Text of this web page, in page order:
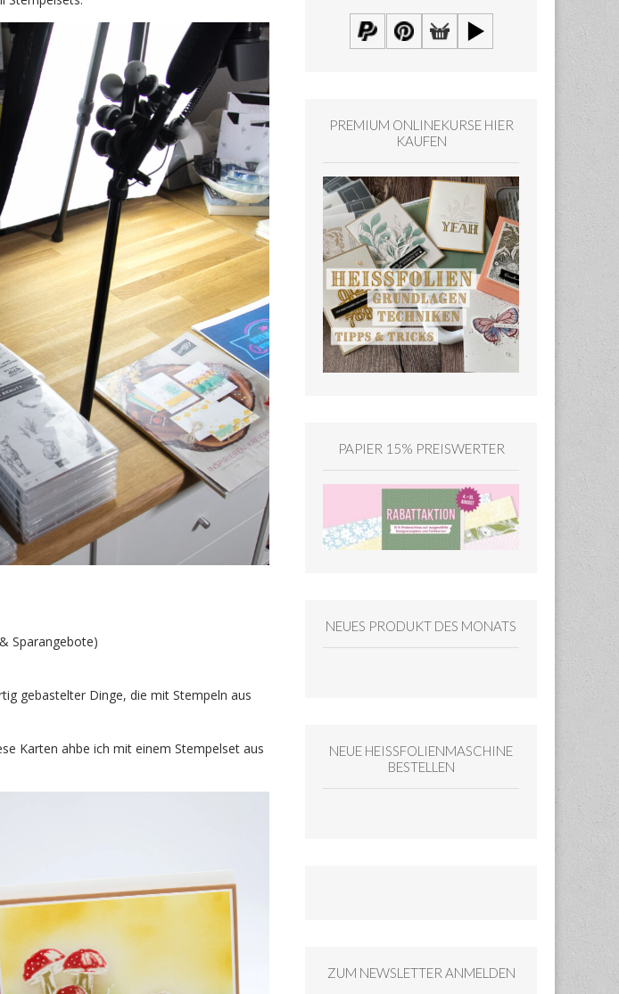
Sparangebote)
gebastelter Dinge, die mit Stempeln aus
Karten ahbe ich mit einem Stempelset aus
PREMIUM ONLINEKURSE HIER
KAUFEN
PAPIER 15% PREISWERTER
NEUES PRODUKT DES MONATS
NEUE HEISSFOLIENMASCHINE
BESTELLEN
ZUM NEWSLETTER ANMELDEN